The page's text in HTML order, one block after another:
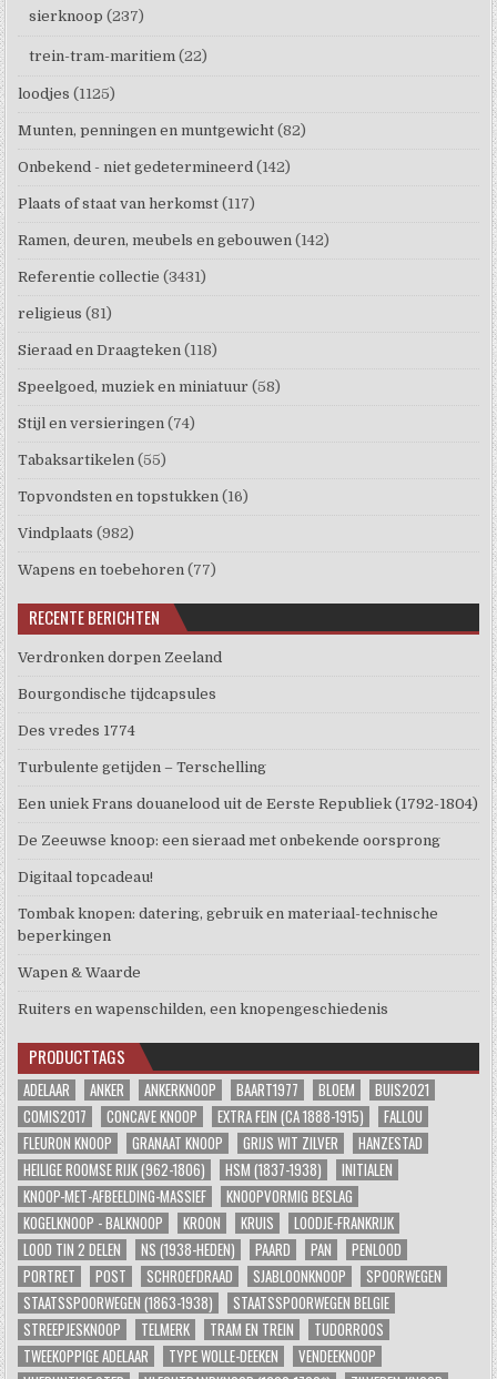
sierknoop (237)
trein-tram-maritiem (22)
loodjes (1125)
Munten, penningen en muntgewicht (82)
Onbekend - niet gedetermineerd (142)
Plaats of staat van herkomst (117)
Ramen, deuren, meubels en gebouwen (142)
Referentie collectie (3431)
religieus (81)
Sieraad en Draagteken (118)
Speelgoed, muziek en miniatuur (58)
Stijl en versieringen (74)
Tabaksartikelen (55)
Topvondsten en topstukken (16)
Vindplaats (982)
Wapens en toebehoren (77)
RECENTE BERICHTEN
Verdronken dorpen Zeeland
Bourgondische tijdcapsules
Des vredes 1774
Turbulente getijden – Terschelling
Een uniek Frans douanelood uit de Eerste Republiek (1792-1804)
De Zeeuwse knoop: een sieraad met onbekende oorsprong
Digitaal topcadeau!
Tombak knopen: datering, gebruik en materiaal-technische
beperkingen
Wapen & Waarde
Ruiters en wapenschilden, een knopengeschiedenis
PRODUCTTAGS
ADELAAR ANKER ANKERKNOOP BAART1977 BLOEM
BUIS2021
COMIS2017
CONCAVE KNOOP EXTRA FEIN (CA 1888-1915)
FALLOU
FLEURON KNOOP
GRANAAT KNOOP GRIJS WIT ZILVER
HANZESTAD
HEILIGE ROOMSE RIJK (962-1806)
HSM (1837-1938)
INITIALEN
KNOOP-MET-AFBEELDING-MASSIEF
KNOOPVORMIG BESLAG
KOGELKNOOP - BALKNOOP
KROON KRUIS
LOODJE-FRANKRIJK
LOOD TIN 2 DELEN
NS (1938-HEDEN) PAARD PAN
PENLOOD
PORTRET
POST SCHROEFDRAAD SJABLOONKNOOP
SPOORWEGEN
STAATSSPOORWEGEN (1863-1938)
STAATSSPOORWEGEN BELGIE
STREEPJESKNOOP
TELMERK TRAM EN TREIN
TUDORROOS
TWEEKOPPIGE ADELAAR
TYPE WOLLE-DEEKEN
VENDEEKNOOP